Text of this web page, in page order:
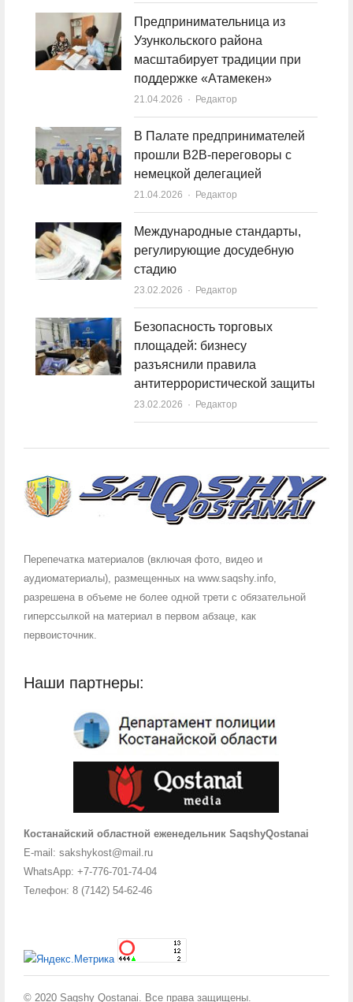
Предпринимательница из
Узункольского района
масштабирует традиции при
поддержке «Атамекен»
21.04.2026 Author
Редактор
В Палате предпринимателей
прошли B2B-переговоры с
немецкой делегацией
21.04.2026 Author
Редактор
Международные стандарты,
регулирующие досудебную
стадию
23.02.2026 Author
Редактор
Безопасность торговых
площадей: бизнесу
разъяснили правила
антитеррористической защиты
23.02.2026 Author
Редактор
Перепечатка материалов (включая фото, видео и
аудиоматериалы), размещенных на www.saqshy.info,
разрешена в объеме не более одной трети с обязательной
гиперссылкой на материал в первом абзаце, как
первоисточник.
Наши партнеры:
Костанайский областной еженедельник SaqshyQostanai
E-mail: sakshykost@mail.ru
WhatsApp: +7-776-701-74-04
Телефон: 8 (7142) 54-62-46
© 2020 Saqshy Qostanai. Все права защищены.